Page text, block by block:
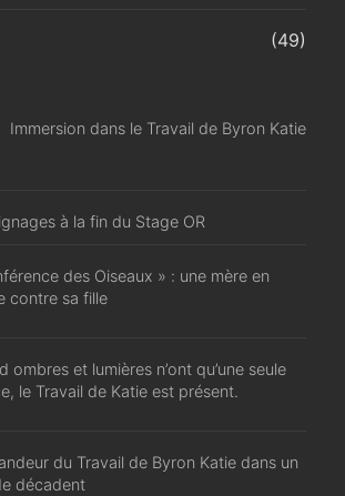
(49)
Immersion dans le Travail de Byron Katie
à la fin du Stage OR
des Oiseaux » : une mère en
contre sa fille
ombres et lumières n’ont qu’une seule
le Travail de Katie est présent.
du Travail de Byron Katie dans un
décadent